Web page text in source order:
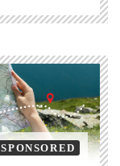
SPONSORED